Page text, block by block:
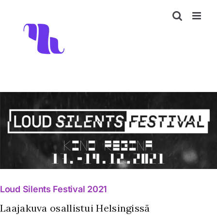
content
Loud Silents Festival 2021
Laajakuva osallistui Helsingissä